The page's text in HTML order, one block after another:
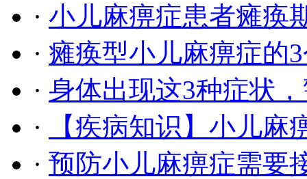
· 小儿麻痹症患者瘫痪
· 瘫痪型小儿麻痹症的
· 身体出现这3种症状
·
【疾病知识】小儿
· 预防小儿麻痹症需要